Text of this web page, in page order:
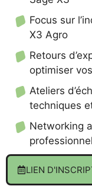
Focus sur
X3 Agro
Retours
optimiser
Ateliers
techniques
Networking
LIEN